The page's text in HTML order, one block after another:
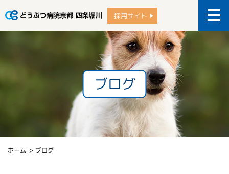
採用サイト
ブログ
ホーム ブログ